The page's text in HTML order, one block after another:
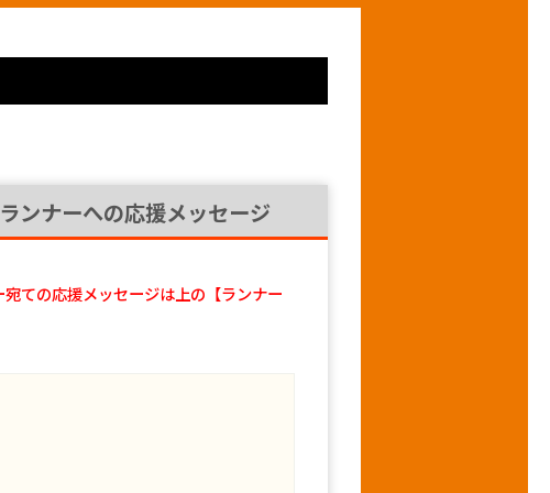
ランナーへの応援メッセージ
ての応援メッセージは上の【ランナー